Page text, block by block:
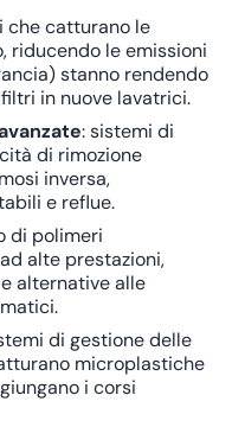
che catturano le
riducendo le emissioni
stanno rendendo
in nuove lavatrici.
: sistemi di
di rimozione
inversa,
e reflue.
di polimeri
alte prestazioni,
alternative alle
di gestione delle
microplastiche
i corsi